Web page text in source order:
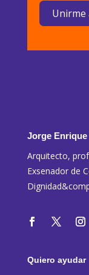
Jorge
Arquitecto,
Exsenador de
Quiero ayudar